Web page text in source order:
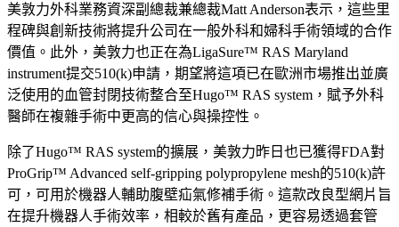
美敦力外科業務資深副總裁兼總裁Matt Anderson表示，這些里
程碑與創新技術將提升公司在一般外科和婦科手術領域的合作
價值。此外，美敦力也正在為LigaSure™ RAS Maryland
instrument提交510(k)申請，期望將這項已在歐洲市場推出並廣
泛使用的血管封閉技術整合至Hugo™ RAS system，賦予外科
醫師在複雜手術中更高的信心與操控性。
除了Hugo™ RAS system的擴展，美敦力昨日也已獲得FDA對
ProGrip™ Advanced self-gripping polypropylene mesh的510(k)許
可，可用於機器人輔助腹壁疝氣修補手術。這款改良型網片旨
在提升機器人手術效率，相較於舊有產品，更容易透過套管